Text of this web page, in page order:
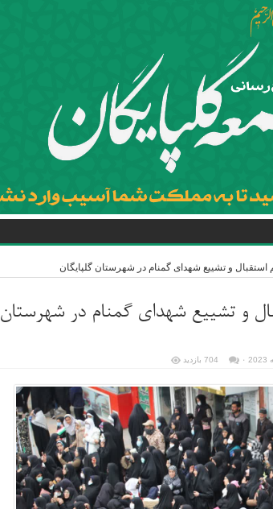
و تشییع شهدای گمنام در شهرستان گلپایگان
و تشییع شهدای گمنام در شهرستان
۰ 704 بازدید